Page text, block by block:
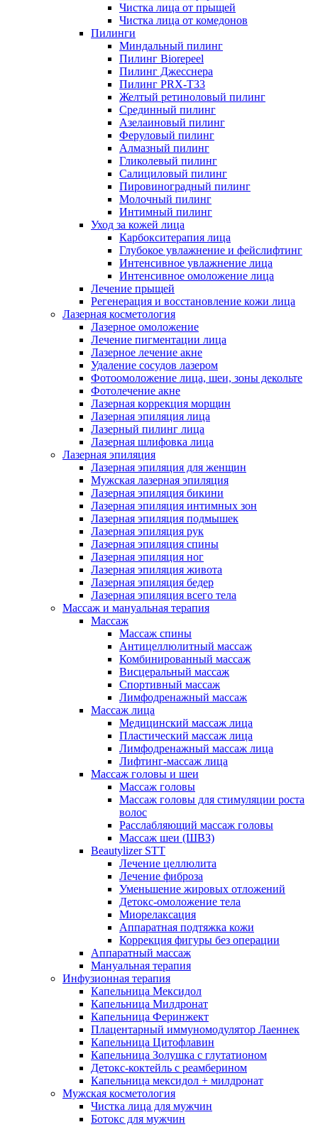
Чистка лица от прыщей
Чистка лица от комедонов
Пилинги
Миндальный пилинг
Пилинг Biorepeel
Пилинг Джесснера
Пилинг PRX-T33
Желтый ретиноловый пилинг
Срединный пилинг
Азелаиновый пилинг
Феруловый пилинг
Алмазный пилинг
Гликолевый пилинг
Салициловый пилинг
Пировиноградный пилинг
Молочный пилинг
Интимный пилинг
Уход за кожей лица
Карбокситерапия лица
Глубокое увлажнение и фейслифтинг
Интенсивное увлажнение лица
Интенсивное омоложение лица
Лечение прыщей
Регенерация и восстановление кожи лица
Лазерная косметология
Лазерное омоложение
Лечение пигментации лица
Лазерное лечение акне
Удаление сосудов лазером
Фотоомоложение лица, шеи, зоны декольте
Фотолечение акне
Лазерная коррекция морщин
Лазерная эпиляция лица
Лазерный пилинг лица
Лазерная шлифовка лица
Лазерная эпиляция
Лазерная эпиляция для женщин
Мужская лазерная эпиляция
Лазерная эпиляция бикини
Лазерная эпиляция интимных зон
Лазерная эпиляция подмышек
Лазерная эпиляция рук
Лазерная эпиляция спины
Лазерная эпиляция ног
Лазерная эпиляция живота
Лазерная эпиляция бедер
Лазерная эпиляция всего тела
Массаж и мануальная терапия
Массаж
Массаж спины
Антицеллюлитный массаж
Комбинированный массаж
Висцеральный массаж
Спортивный массаж
Лимфодренажный массаж
Массаж лица
Медицинский массаж лица
Пластический массаж лица
Лимфодренажный массаж лица
Лифтинг-массаж лица
Массаж головы и шеи
Массаж головы
Массаж головы для стимуляции роста
волос
Расслабляющий массаж головы
Массаж шеи (ШВЗ)
Beautylizer STT
Лечение целлюлита
Лечение фиброза
Уменьшение жировых отложений
Детокс-омоложение тела
Миорелаксация
Аппаратная подтяжка кожи
Коррекция фигуры без операции
Аппаратный массаж
Мануальная терапия
Инфузионная терапия
Капельница Мексидол
Капельница Милдронат
Капельница Феринжект
Плацентарный иммуномодулятор Лаеннек
Капельница Цитофлавин
Капельница Золушка с глутатионом
Детокс-коктейль с реамберином
Капельница мексидол + милдронат
Мужская косметология
Чистка лица для мужчин
Ботокс для мужчин